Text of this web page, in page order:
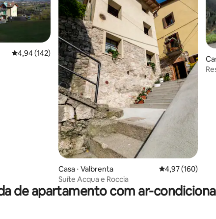
4,94 de uma avaliação média de 5, 142 avaliações
4,94 (142)
Casa ⋅ Valbrenta 4,97 de uma
4,97 (160)
Suíte Acqua e Roccia
de apartamento com ar-